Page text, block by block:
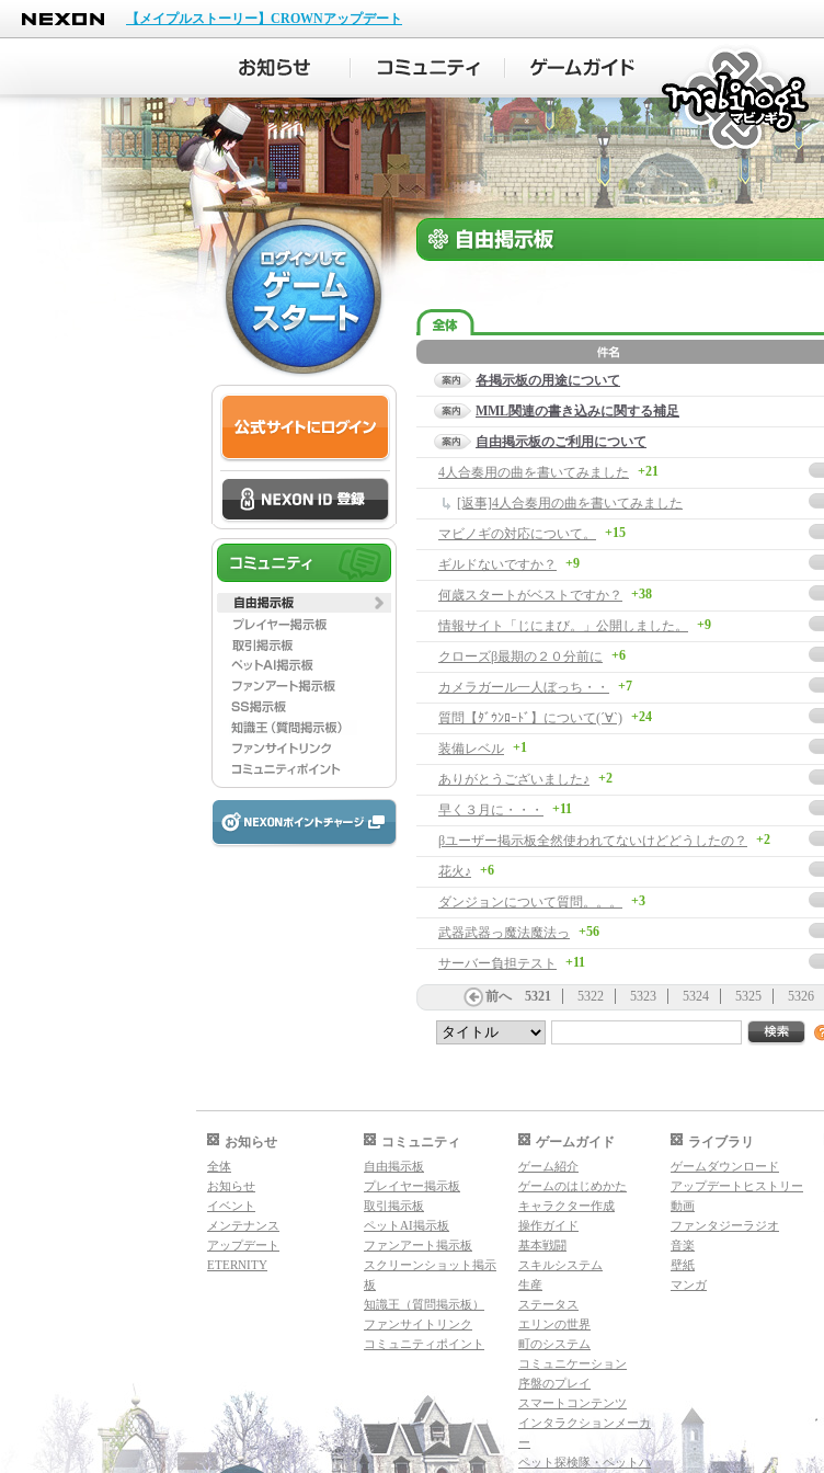
NEXON
【メイプルストーリー】CROWNアップデート
各掲示板の用途について
MML関連の書き込みに関する補足
自由掲示板のご利用について
4人合奏用の曲を書いてみました
+21
[返事]4人合奏用の曲を書いてみました
マビノギの対応について。
+15
ギルドないですか？
+9
何歳スタートがベストですか？
+38
情報サイト「じにまび。」公開しました。
+9
クローズβ最期の２０分前に
+6
カメラガール一人ぼっち・・
+7
質問【ﾀﾞｳﾝﾛｰﾄﾞ】について(´∀`) +24
装備レベル +1
ありがとうございました♪
+2
早く３月に・・・
+11
βユーザー掲示板全然使われてないけどどうしたの？
+2
花火♪
+6
ダンジョンについて質問。。。
+3
武器武器っ魔法魔法っ
+56
サーバー負担テスト
+11
前へ 5321 5322 5323 5324 5325 5326
お知らせ
全体
お知らせ
イベント
メンテナンス
アップデート
ETERNITY
コミュニティ
自由掲示板
プレイヤー掲示板
取引掲示板
ペットAI掲示板
ファンアート掲示板
スクリーンショット掲示
板
知識王（質問掲示板）
ファンサイトリンク
コミュニティポイント
ゲームガイド
ゲーム紹介
ゲームのはじめかた
キャラクター作成
操作ガイド
基本戦闘
スキルシステム
生産
ステータス
エリンの世界
町のシステム
コミュニケーション
序盤のプレイ
スマートコンテンツ
インタラクションメーカ
ー
ペット探検隊・ペットハ
ライブラリ
ゲームダウンロード
アップデートヒストリー
動画
ファンタジーラジオ
音楽
壁紙
マンガ